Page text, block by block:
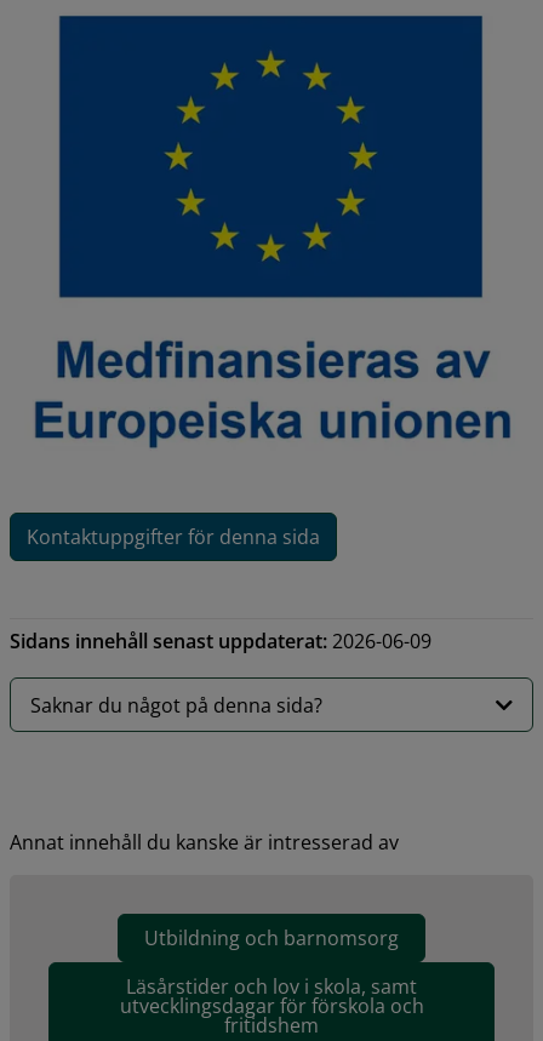
Kontaktuppgifter för denna sida
Sidans innehåll senast uppdaterat:2026-06-09
Saknar du något på denna sida?
Annat innehåll du kanske är intresserad av
Utbildning och barnomsorg
Läsårstider och lov i skola, samt
utvecklingsdagar för förskola och
fritidshem